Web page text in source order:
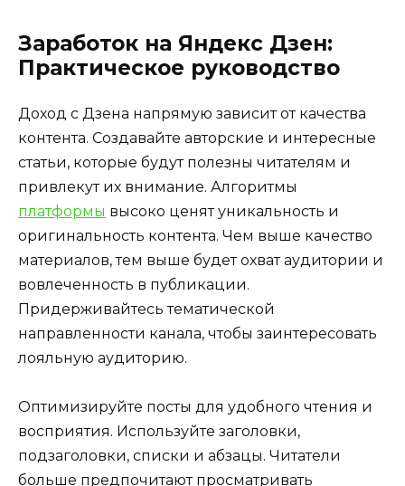
Заработок на Яндекс Дзен:
Практическое руководство
Доход с Дзена напрямую зависит от качества
контента. Создавайте авторские и интересные
статьи, которые будут полезны читателям и
привлекут их внимание. Алгоритмы
платформы высоко ценят уникальность и
оригинальность контента. Чем выше качество
материалов, тем выше будет охват аудитории и
вовлеченность в публикации.
Придерживайтесь тематической
направленности канала, чтобы заинтересовать
лояльную аудиторию.
Оптимизируйте посты для удобного чтения и
восприятия. Используйте заголовки,
подзаголовки, списки и абзацы. Читатели
больше предпочитают просматривать